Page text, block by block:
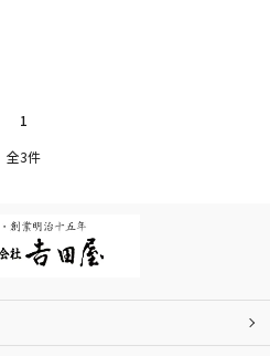
1
全3件